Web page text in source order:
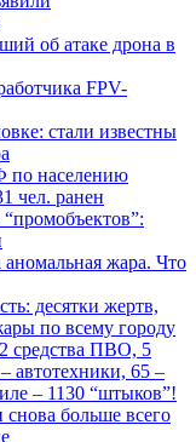
об атаке дрона в
FPV-
стали известны
по населению
чел. ранен
жара. Что
десятки жертв,
по всему городу
средства ПВО, 5
автотехники, 65 –
– 1130 “штыков”!
больше всего